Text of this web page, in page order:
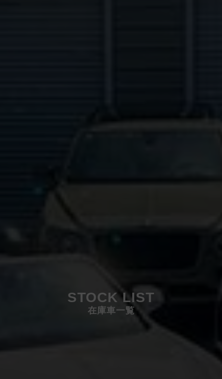
STOCK LIST
在庫車一覧